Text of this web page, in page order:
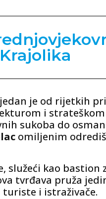
Krajolika
je od rijetkih
i
sukoba do
omiljenim
služeći kao
tvrđava pruža
i istraživače.